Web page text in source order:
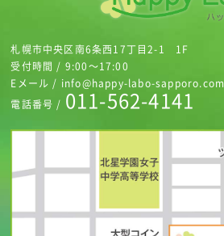
札幌市中央区南6条西17丁目2-1 1F
受付時間 / 9:00～17:00
Eメール / info@happy-labo-sapporo.com
電話番号 / 011-562-4141